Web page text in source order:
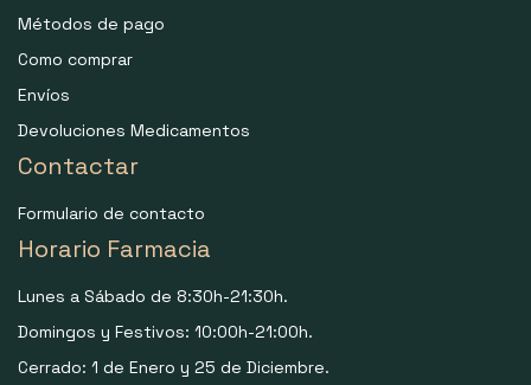
Métodos de pago
Como comprar
Envíos
Devoluciones Medicamentos
Contactar
Formulario de contacto
Horario Farmacia
Lunes a Sábado de 8:30h-21:30h.
Domingos y Festivos: 10:00h-21:00h.
Cerrado: 1 de Enero y 25 de Diciembre.